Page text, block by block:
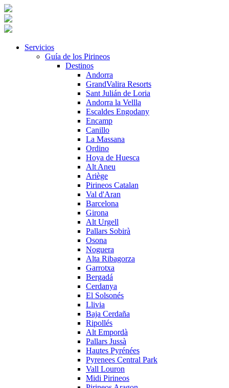
Servicios
Guía de los Pirineos
Destinos
Andorra
GrandValira Resorts
Sant Julián de Loria
Andorra la Vellla
Escaldes Engodany
Encamp
Canillo
La Massana
Ordino
Hoya de Huesca
Alt Aneu
Ariège
Pirineos Catalan
Val d'Aran
Barcelona
Girona
Alt Urgell
Pallars Sobirà
Osona
Noguera
Alta Ribagorza
Garrotxa
Bergadá
Cerdanya
El Solsonés
Llivia
Baja Cerdaña
Ripollés
Alt Empordà
Pallars Jussà
Hautes Pyrénées
Pyrenees Central Park
Vall Louron
Midi Pirineos